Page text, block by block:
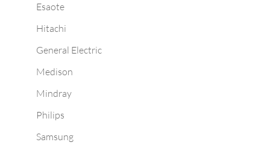
Esaote
Hitachi
General Electric
Medison
Mindray
Philips
Samsung